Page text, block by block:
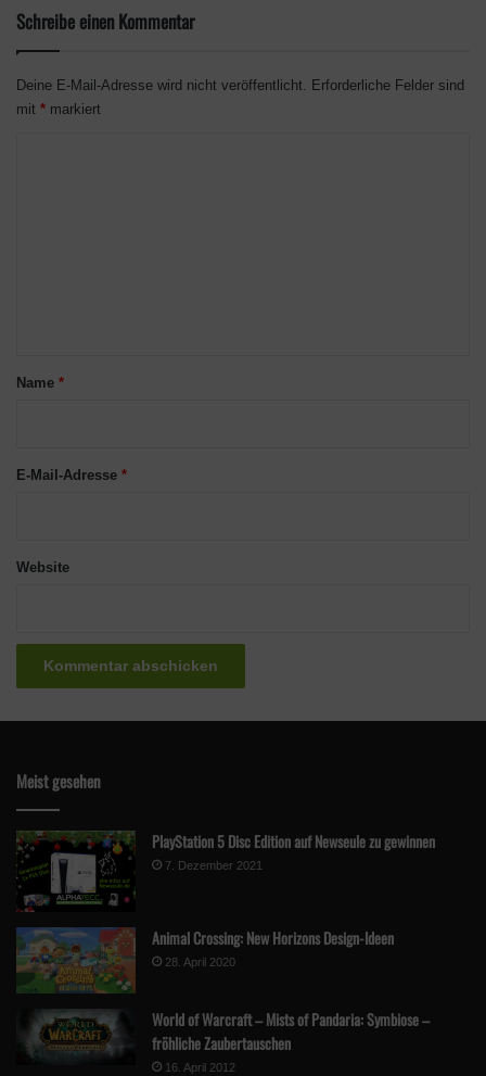
Summer Game Fest 2020 Xbox Games Showcase
Schreibe einen Kommentar
Deine E-Mail-Adresse wird nicht veröffentlicht.
Erforderliche Felder sind
mit * markiert
aName *
E-Mail-Adresse *
Website
Meist gesehen
PlayStation 5 Disc Edition auf Newseule zu gewinnen
7. Dezember 2021
Animal Crossing: New Horizons Design-Ideen
28. April 2020
World of Warcraft – Mists of Pandaria: Symbiose –
fröhliche Zaubertauschen
16. April 2012